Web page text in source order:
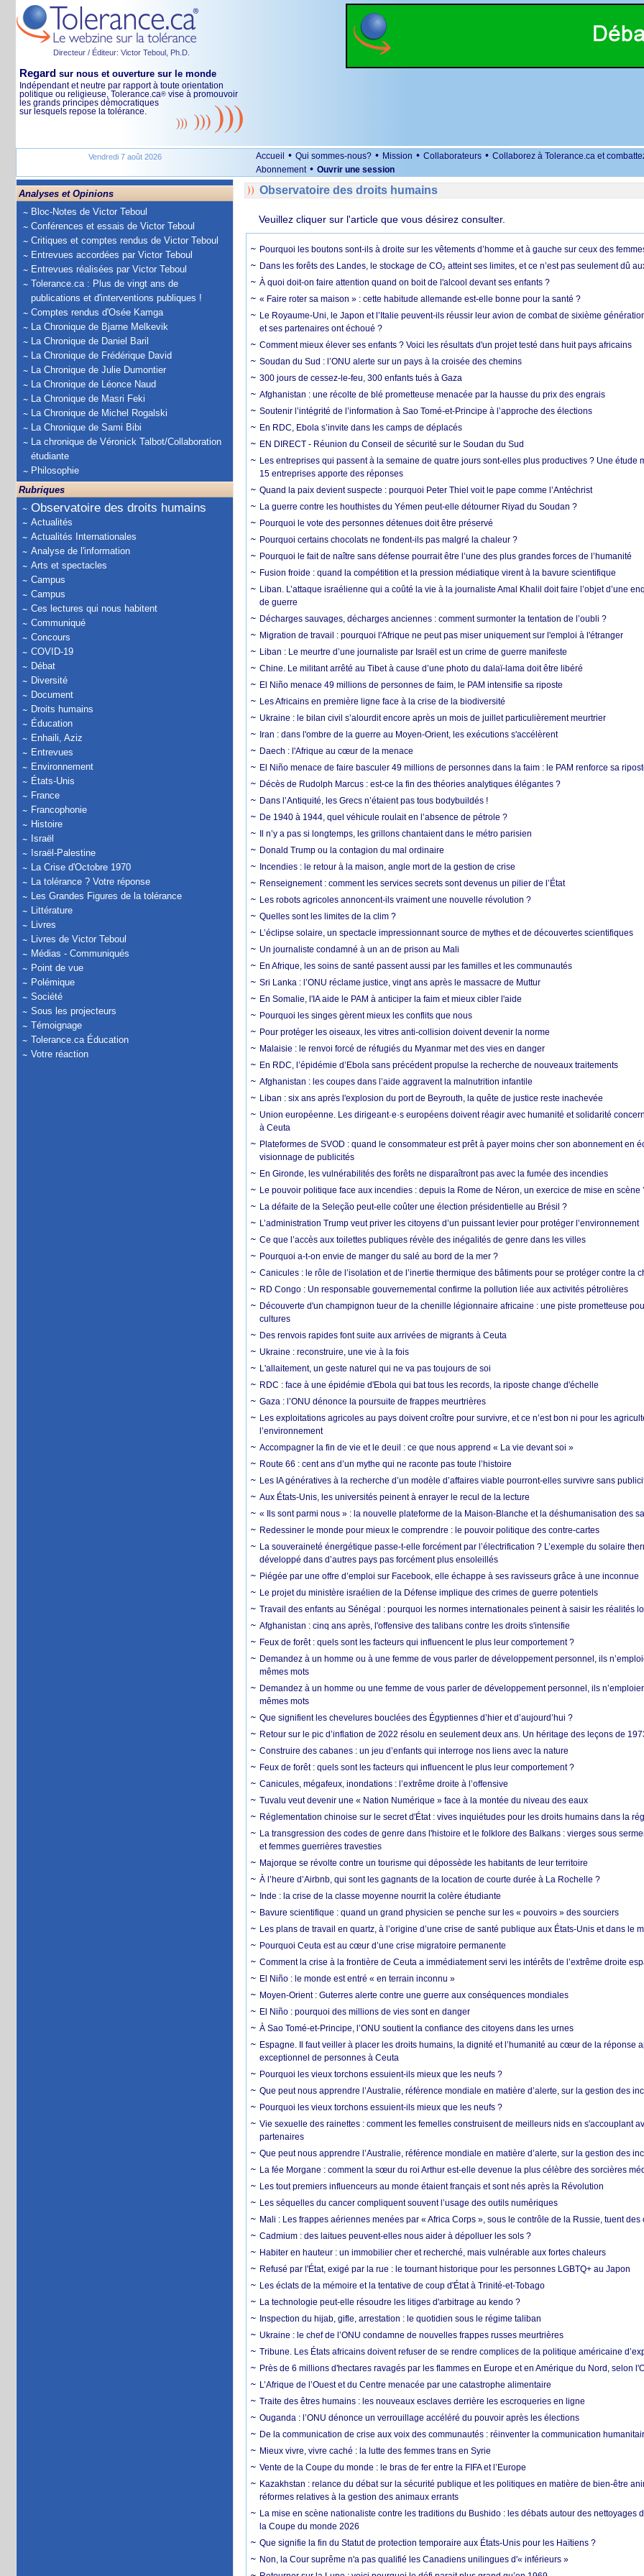
Directeur / Éditeur: Victor Teboul, Ph.D.
Regard sur nous et ouverture sur le monde
Indépendant et neutre par rapport à toute orientation
politique ou religieuse, Tolerance.ca® vise à promouvoir
les grands principes démocratiques
sur lesquels repose la tolérance.
Vendredi 7 août 2026 Accueil • Qui sommes-nous? • Mission • Collaborateurs • Collaborez à Tolerance.ca et
Abonnement • Ouvrir une session
Analyses et Opinions
Bloc-Notes de Victor Teboul
Conférences et essais de Victor Teboul
Critiques et comptes rendus de Victor Teboul
Entrevues accordées par Victor Teboul
Entrevues réalisées par Victor Teboul
Tolerance.ca : Plus de vingt ans de
publications et d'interventions publiques !
Comptes rendus d'Osée Kamga
La Chronique de Bjarne Melkevik
La Chronique de Daniel Baril
La Chronique de Frédérique David
La Chronique de Julie Dumontier
La Chronique de Léonce Naud
La Chronique de Masri Feki
La Chronique de Michel Rogalski
La Chronique de Sami Bibi
La chronique de Véronick Talbot/Collaboration
étudiante
Philosophie
Rubriques
Observatoire des droits humains
Actualités
Actualités Internationales
Analyse de l'information
Arts et spectacles
Campus
Campus
Ces lectures qui nous habitent
Communiqué
Concours
COVID-19
Débat
Diversité
Document
Droits humains
Éducation
Enhaili, Aziz
Entrevues
Environnement
États-Unis
France
Francophonie
Histoire
Israël
Israël-Palestine
La Crise d'Octobre 1970
La tolérance ? Votre réponse
Les Grandes Figures de la tolérance
Littérature
Livres
Livres de Victor Teboul
Médias - Communiqués
Point de vue
Polémique
Société
Sous les projecteurs
Témoignage
Tolerance.ca Éducation
Votre réaction
Observatoire des droits humains
Veuillez cliquer sur l'article que vous désirez consulter.
Pourquoi les boutons sont-ils à droite sur les vêtements d’homme et à gauche sur ceux des
Dans les forêts des Landes, le stockage de CO₂ atteint ses limites, et ce n’est pas seulement dû
À quoi doit-on faire attention quand on boit de l'alcool devant ses enfants ?
« Faire roter sa maison » : cette habitude allemande est-elle bonne pour la santé ?
Le Royaume-Uni, le Japon et l’Italie peuvent-ils réussir leur avion de combat de sixième
et ses partenaires ont échoué ?
Comment mieux élever ses enfants ? Voici les résultats d'un projet testé dans huit pays africains
Soudan du Sud : l’ONU alerte sur un pays à la croisée des chemins
300 jours de cessez-le-feu, 300 enfants tués à Gaza
Afghanistan : une récolte de blé prometteuse menacée par la hausse du prix des engrais
Soutenir l’intégrité de l’information à Sao Tomé-et-Principe à l’approche des élections
En RDC, Ebola s’invite dans les camps de déplacés
EN DIRECT - Réunion du Conseil de sécurité sur le Soudan du Sud
Les entreprises qui passent à la semaine de quatre jours sont-elles plus productives ? Une étude
15 entreprises apporte des réponses
Quand la paix devient suspecte : pourquoi Peter Thiel voit le pape comme l’Antéchrist
La guerre contre les houthistes du Yémen peut-elle détourner Riyad du Soudan ?
Pourquoi le vote des personnes détenues doit être préservé
Pourquoi certains chocolats ne fondent-ils pas malgré la chaleur ?
Pourquoi le fait de naître sans défense pourrait être l’une des plus grandes forces de l’humanité
Fusion froide : quand la compétition et la pression médiatique virent à la bavure scientifique
Liban. L’attaque israélienne qui a coûté la vie à la journaliste Amal Khalil doit faire l’objet d’une
de guerre
Décharges sauvages, décharges anciennes : comment surmonter la tentation de l’oubli ?
Migration de travail : pourquoi l'Afrique ne peut pas miser uniquement sur l'emploi à l'étranger
Liban : Le meurtre d’une journaliste par Israël est un crime de guerre manifeste
Chine. Le militant arrêté au Tibet à cause d’une photo du dalaï-lama doit être libéré
El Niño menace 49 millions de personnes de faim, le PAM intensifie sa riposte
Les Africains en première ligne face à la crise de la biodiversité
Ukraine : le bilan civil s’alourdit encore après un mois de juillet particulièrement meurtrier
Iran : dans l'ombre de la guerre au Moyen-Orient, les exécutions s'accélèrent
Daech : l'Afrique au cœur de la menace
El Niño menace de faire basculer 49 millions de personnes dans la faim : le PAM renforce sa
Décès de Rudolph Marcus : est-ce la fin des théories analytiques élégantes ?
Dans l’Antiquité, les Grecs n’étaient pas tous bodybuildés !
De 1940 à 1944, quel véhicule roulait en l’absence de pétrole ?
Il n’y a pas si longtemps, les grillons chantaient dans le métro parisien
Donald Trump ou la contagion du mal ordinaire
Incendies : le retour à la maison, angle mort de la gestion de crise
Renseignement : comment les services secrets sont devenus un pilier de l’État
Les robots agricoles annoncent-ils vraiment une nouvelle révolution ?
Quelles sont les limites de la clim ?
L’éclipse solaire, un spectacle impressionnant source de mythes et de découvertes scientifiques
Un journaliste condamné à un an de prison au Mali
En Afrique, les soins de santé passent aussi par les familles et les communautés
Sri Lanka : l’ONU réclame justice, vingt ans après le massacre de Muttur
En Somalie, l'IA aide le PAM à anticiper la faim et mieux cibler l'aide
Pourquoi les singes gèrent mieux les conflits que nous
Pour protéger les oiseaux, les vitres anti-collision doivent devenir la norme
Malaisie : le renvoi forcé de réfugiés du Myanmar met des vies en danger
En RDC, l’épidémie d’Ebola sans précédent propulse la recherche de nouveaux traitements
Afghanistan : les coupes dans l’aide aggravent la malnutrition infantile
Liban : six ans après l'explosion du port de Beyrouth, la quête de justice reste inachevée
Union européenne. Les dirigeant·e·s européens doivent réagir avec humanité et solidarité
à Ceuta
Plateformes de SVOD : quand le consommateur est prêt à payer moins cher son abonnement en
visionnage de publicités
En Gironde, les vulnérabilités des forêts ne disparaîtront pas avec la fumée des incendies
Le pouvoir politique face aux incendies : depuis la Rome de Néron, un exercice de mise en scène
La défaite de la Seleção peut-elle coûter une élection présidentielle au Brésil ?
L’administration Trump veut priver les citoyens d’un puissant levier pour protéger l’environnement
Ce que l’accès aux toilettes publiques révèle des inégalités de genre dans les villes
Pourquoi a-t-on envie de manger du salé au bord de la mer ?
Canicules : le rôle de l’isolation et de l’inertie thermique des bâtiments pour se protéger contre la
RD Congo : Un responsable gouvernemental confirme la pollution liée aux activités pétrolières
Découverte d'un champignon tueur de la chenille légionnaire africaine : une piste prometteuse
cultures
Des renvois rapides font suite aux arrivées de migrants à Ceuta
Ukraine : reconstruire, une vie à la fois
L'allaitement, un geste naturel qui ne va pas toujours de soi
RDC : face à une épidémie d'Ebola qui bat tous les records, la riposte change d'échelle
Gaza : l’ONU dénonce la poursuite de frappes meurtrières
Les exploitations agricoles au pays doivent croître pour survivre, et ce n’est bon ni pour les
l’environnement
Accompagner la fin de vie et le deuil : ce que nous apprend « La vie devant soi »
Route 66 : cent ans d’un mythe qui ne raconte pas toute l’histoire
Les IA génératives à la recherche d’un modèle d’affaires viable pourront-elles survivre sans
Aux États-Unis, les universités peinent à enrayer le recul de la lecture
« Ils sont parmi nous » : la nouvelle plateforme de la Maison-Blanche et la déshumanisation des
Redessiner le monde pour mieux le comprendre : le pouvoir politique des contre-cartes
La souveraineté énergétique passe-t-elle forcément par l’électrification ? L’exemple du solaire
développé dans d’autres pays pas forcément plus ensoleillés
Piégée par une offre d’emploi sur Facebook, elle échappe à ses ravisseurs grâce à une inconnue
Le projet du ministère israélien de la Défense implique des crimes de guerre potentiels
Travail des enfants au Sénégal : pourquoi les normes internationales peinent à saisir les réalités
Afghanistan : cinq ans après, l'offensive des talibans contre les droits s'intensifie
Feux de forêt : quels sont les facteurs qui influencent le plus leur comportement ?
Demandez à un homme ou à une femme de vous parler de développement personnel, ils
mêmes mots
Demandez à un homme ou une femme de vous parler de développement personnel, ils
mêmes mots
Que signifient les chevelures bouclées des Égyptiennes d’hier et d’aujourd’hui ?
Retour sur le pic d’inflation de 2022 résolu en seulement deux ans. Un héritage des leçons de
Construire des cabanes : un jeu d’enfants qui interroge nos liens avec la nature
Feux de forêt : quels sont les facteurs qui influencent le plus leur comportement ?
Canicules, mégafeux, inondations : l’extrême droite à l’offensive
Tuvalu veut devenir une « Nation Numérique » face à la montée du niveau des eaux
Réglementation chinoise sur le secret d'État : vives inquiétudes pour les droits humains dans la
La transgression des codes de genre dans l'histoire et le folklore des Balkans : vierges sous
et femmes guerrières travesties
Majorque se révolte contre un tourisme qui dépossède les habitants de leur territoire
À l’heure d’Airbnb, qui sont les gagnants de la location de courte durée à La Rochelle ?
Inde : la crise de la classe moyenne nourrit la colère étudiante
Bavure scientifique : quand un grand physicien se penche sur les « pouvoirs » des sourciers
Les plans de travail en quartz, à l’origine d’une crise de santé publique aux États-Unis et dans le
Pourquoi Ceuta est au cœur d’une crise migratoire permanente
Comment la crise à la frontière de Ceuta a immédiatement servi les intérêts de l’extrême droite
El Niño : le monde est entré « en terrain inconnu »
Moyen-Orient : Guterres alerte contre une guerre aux conséquences mondiales
El Niño : pourquoi des millions de vies sont en danger
À Sao Tomé-et-Principe, l’ONU soutient la confiance des citoyens dans les urnes
Espagne. Il faut veiller à placer les droits humains, la dignité et l’humanité au cœur de la réponse
exceptionnel de personnes à Ceuta
Pourquoi les vieux torchons essuient-ils mieux que les neufs ?
Que peut nous apprendre l’Australie, référence mondiale en matière d’alerte, sur la gestion des
Pourquoi les vieux torchons essuient-ils mieux que les neufs ?
Vie sexuelle des rainettes : comment les femelles construisent de meilleurs nids en s'accouplant
partenaires
Que peut nous apprendre l’Australie, référence mondiale en matière d’alerte, sur la gestion des
La fée Morgane : comment la sœur du roi Arthur est-elle devenue la plus célèbre des sorcières
Les tout premiers influenceurs au monde étaient français et sont nés après la Révolution
Les séquelles du cancer compliquent souvent l’usage des outils numériques
Mali : Les frappes aériennes menées par « Africa Corps », sous le contrôle de la Russie, tuent des
Cadmium : des laitues peuvent-elles nous aider à dépolluer les sols ?
Habiter en hauteur : un immobilier cher et recherché, mais vulnérable aux fortes chaleurs
Refusé par l'État, exigé par la rue : le tournant historique pour les personnes LGBTQ+ au Japon
Les éclats de la mémoire et la tentative de coup d'État à Trinité-et-Tobago
La technologie peut-elle résoudre les litiges d'arbitrage au kendo ?
Inspection du hijab, gifle, arrestation : le quotidien sous le régime taliban
Ukraine : le chef de l’ONU condamne de nouvelles frappes russes meurtrières
Tribune. Les États africains doivent refuser de se rendre complices de la politique américaine
Près de 6 millions d'hectares ravagés par les flammes en Europe et en Amérique du Nord, selon
L’Afrique de l’Ouest et du Centre menacée par une catastrophe alimentaire
Traite des êtres humains : les nouveaux esclaves derrière les escroqueries en ligne
Ouganda : l’ONU dénonce un verrouillage accéléré du pouvoir après les élections
De la communication de crise aux voix des communautés : réinventer la communication
Mieux vivre, vivre caché : la lutte des femmes trans en Syrie
Vente de la Coupe du monde : le bras de fer entre la FIFA et l’Europe
Kazakhstan : relance du débat sur la sécurité publique et les politiques en matière de bien-être
réformes relatives à la gestion des animaux errants
La mise en scène nationaliste contre les traditions du Bushido : les débats autour des nettoyages
la Coupe du monde 2026
Que signifie la fin du Statut de protection temporaire aux États-Unis pour les Haïtiens ?
Non, la Cour suprême n'a pas qualifié les Canadiens unilingues d'« inférieurs »